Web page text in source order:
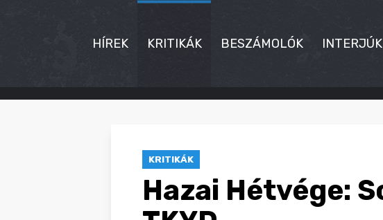
HÍREK KRITIKÁK BESZÁMOLÓK INTERJÚK
HÍREK
KRITIKÁK
Hazai Hétvége: